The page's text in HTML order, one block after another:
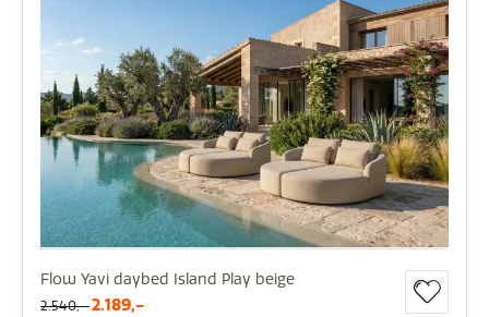
Flow Yavi daybed Island Play beige
2.540,- 2.189,-